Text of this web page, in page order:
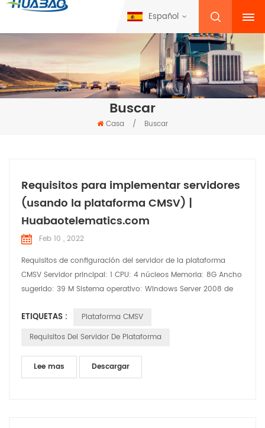
Español
Buscar
Casa / Buscar
Requisitos para implementar servidores
(usando la plataforma CMSV) |
Huabaotelematics.com
Feb 10 , 2022
Requisitos de configuración del servidor de la plataforma
CMSV Servidor principal: 1 CPU: 4 núcleos Memoria: 8G Ancho
sugerido: 39 M Sistema operativo: Windows Server 2008 de
de datos GPS: 206 GB Disco de datos de seguridad activo:
3000 GB Requisitos de configuración y sistema de
ETIQUETAS :
Plataforma CMSV
Requisitos Del Servidor De Plataforma
Lee mas Descargar